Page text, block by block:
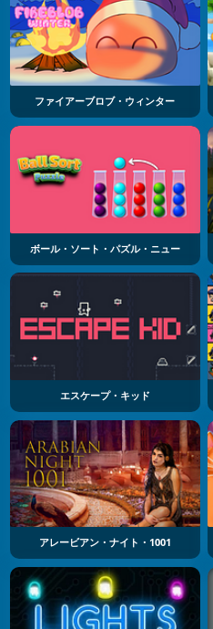
ファイアーブロブ・ウィンター
ボール・ソート・パズル・ニュー
エスケープ・キッド
アレービアン・ナイト・1001